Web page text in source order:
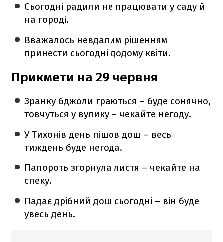
Сьогодні радили не працювати у саду й
на городі.
Вважалось невдалим рішенням
принести сьогодні додому квіти.
Прикмети на 29 червня
Зранку бджоли граються – буде сонячно,
товчуться у вулику – чекайте негоду.
У Тихонів день пішов дощ – весь
тиждень буде негода.
Папороть згорнула листя – чекайте на
спеку.
Падає дрібний дощ сьогодні – він буде
увесь день.